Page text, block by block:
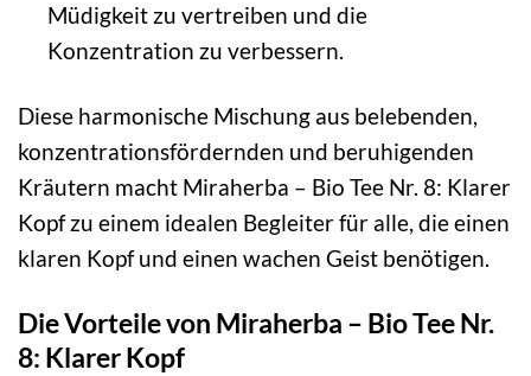
Müdigkeit zu vertreiben und die
Konzentration zu verbessern.
Diese harmonische Mischung aus belebenden,
konzentrationsfördernden und beruhigenden
Kräutern macht Miraherba – Bio Tee Nr. 8: Klarer
Kopf zu einem idealen Begleiter für alle, die einen
klaren Kopf und einen wachen Geist benötigen.
Die Vorteile von Miraherba – Bio Tee Nr.
8: Klarer Kopf